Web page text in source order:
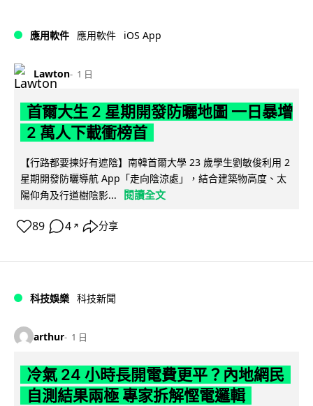
應用軟件 應用軟件 iOS App
Lawton 1 日
首爾大生 2 星期開發防曬地圖 一日暴增
2 萬人下載衝榜首
【行路都要揀好有遮陰】南韓首爾大學 23 歲學生劉敏俊利用 2
星期開發防曬導航 App「走向陰涼處」，結合建築物高度、太
陽仰角及行道樹陰影...
閱讀全文
89 4 ↗ 分享
科技娛樂 科技新聞
arthur 1 日
冷氣 24 小時長開電費更平？內地網民
自測結果兩極 專家拆解慳電邏輯